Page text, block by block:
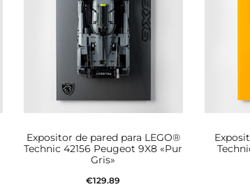
Expositor de pared para LEGO®
Technic 42156 Peugeot 9X8 «Pur
Gris»
€129.89